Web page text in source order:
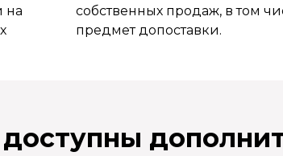
на
собственных продаж, в том
предмет допоставки.